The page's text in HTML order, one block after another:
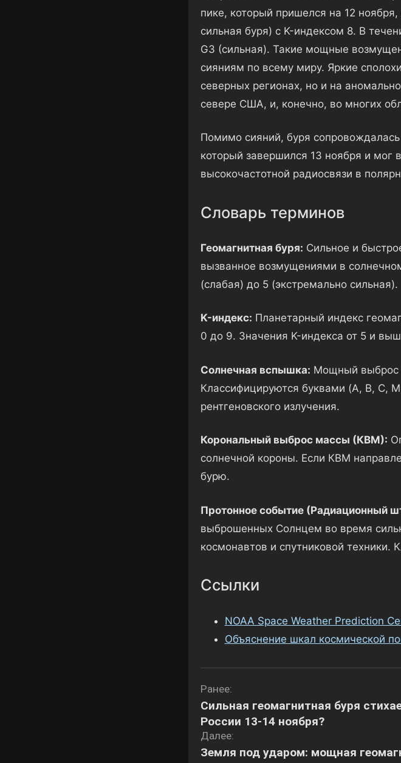
пике, который пришелся на 12
сильная буря) с K-индексом 8. В
G3 (сильная). Такие мощные
сияниям по всему миру. Яркие
северных регионах, но и на
севере США, и, конечно, во многих
Помимо сияний, буря
который завершился 13 ноября и мог
высокочастотной радиосвязи в
Словарь терминов
Геомагнитная буря: Сильное и
вызванное возмущениями в
(слабая) до 5 (экстремально сильная).
K-индекс: Планетарный индекс
0 до 9. Значения K-индекса от 5 и
Солнечная вспышка: Мощный выброс
Классифицируются буквами (A, B, C,
рентгеновского излучения.
Корональный выброс массы (КВМ):
солнечной короны. Если КВМ
бурю.
Протонное событие (Радиационный
выброшенных Солнцем во время
космонавтов и спутниковой техники.
Ссылки
NOAA Space Weather Prediction
Объяснение шкал космической
Навигация
по
записям
Ранее:
Сильная геомагнитная буря
России 13-14 ноября?
Далее:
Земля под ударом: мощная